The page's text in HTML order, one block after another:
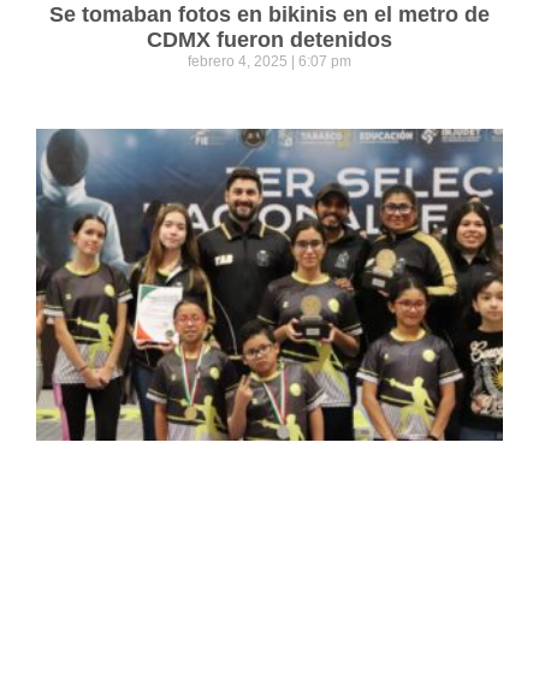
Se tomaban fotos en bikinis en el metro de
CDMX fueron detenidos
febrero 4, 2025 6:07 pm